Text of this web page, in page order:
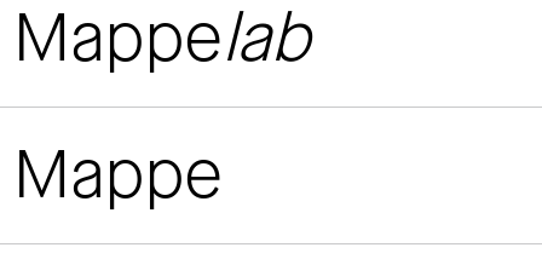
Mappelab
Mappe